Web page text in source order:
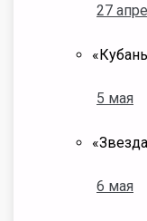
27
5 мая
6 мая